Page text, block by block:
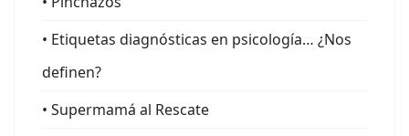
• Etiquetas diagnósticas en psicología… ¿Nos
definen?
• Supermamá al Rescate